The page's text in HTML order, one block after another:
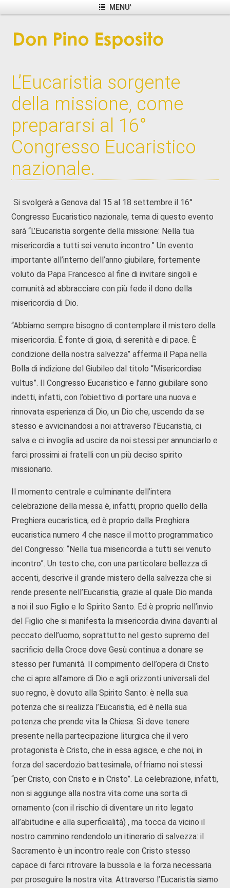
MENU'
L’Eucaristia sorgente
della missione, come
prepararsi al 16°
Congresso Eucaristico
nazionale.
Si svolgerà a Genova dal 15 al 18 settembre il 16°
Congresso Eucaristico nazionale, tema di questo evento
sarà “L’Eucaristia sorgente della missione: Nella tua
misericordia a tutti sei venuto incontro.” Un evento
importante all’interno dell’anno giubilare, fortemente
voluto da Papa Francesco al fine di invitare singoli e
comunità ad abbracciare con più fede il dono della
misericordia di Dio.
“Abbiamo sempre bisogno di contemplare il mistero della
misericordia. É fonte di gioia, di serenità e di pace. È
condizione della nostra salvezza” afferma il Papa nella
Bolla di indizione del Giubileo dal titolo “Misericordiae
vultus”. Il Congresso Eucaristico e l’anno giubilare sono
indetti, infatti, con l’obiettivo di portare una nuova e
rinnovata esperienza di Dio, un Dio che, uscendo da se
stesso e avvicinandosi a noi attraverso l’Eucaristia, ci
salva e ci invoglia ad uscire da noi stessi per annunciarlo e
farci prossimi ai fratelli con un più deciso spirito
missionario.
Il momento centrale e culminante dell’intera
celebrazione della messa è, infatti, proprio quello della
Preghiera eucaristica, ed è proprio dalla Preghiera
eucaristica numero 4 che nasce il motto programmatico
del Congresso: “Nella tua misericordia a tutti sei venuto
incontro”. Un testo che, con una particolare bellezza di
accenti, descrive il grande mistero della salvezza che si
rende presente nell’Eucaristia, grazie al quale Dio manda
a noi il suo Figlio e lo Spirito Santo. Ed è proprio nell’invio
del Figlio che si manifesta la misericordia divina davanti al
peccato dell’uomo, soprattutto nel gesto supremo del
sacrificio della Croce dove Gesù continua a donare se
stesso per l’umanità. Il compimento dell’opera di Cristo
che ci apre all’amore di Dio e agli orizzonti universali del
suo regno, è dovuto alla Spirito Santo: è nella sua
potenza che si realizza l’Eucaristia, ed è nella sua
potenza che prende vita la Chiesa. Si deve tenere
presente nella partecipazione liturgica che il vero
protagonista è Cristo, che in essa agisce, e che noi, in
forza del sacerdozio battesimale, offriamo noi stessi
“per Cristo, con Cristo e in Cristo”. La celebrazione, infatti,
non si aggiunge alla nostra vita come una sorta di
ornamento (con il rischio di diventare un rito legato
all’abitudine e alla superficialità) , ma tocca da vicino il
nostro cammino rendendolo un itinerario di salvezza: il
Sacramento è un incontro reale con Cristo stesso
capace di farci ritrovare la bussola e la forza necessaria
per proseguire la nostra vita. Attraverso l’Eucaristia siamo